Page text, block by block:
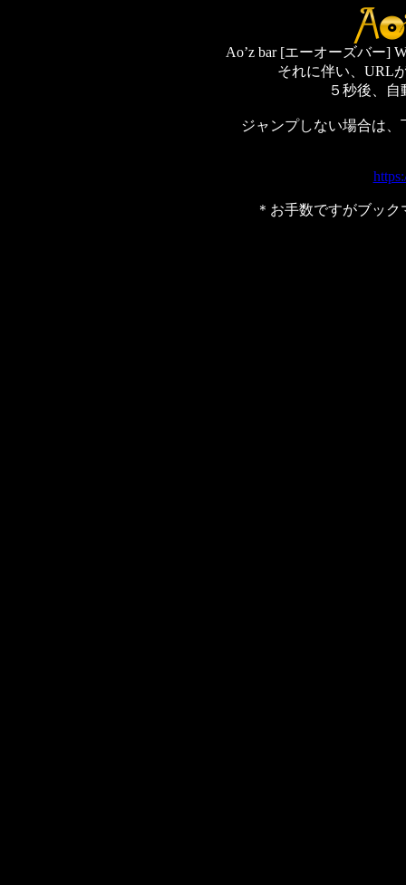
Ao’z bar [エーオーズバー]
それに伴い、URL
５秒後、
ジャンプしない場合は
＊お手数ですがブッ